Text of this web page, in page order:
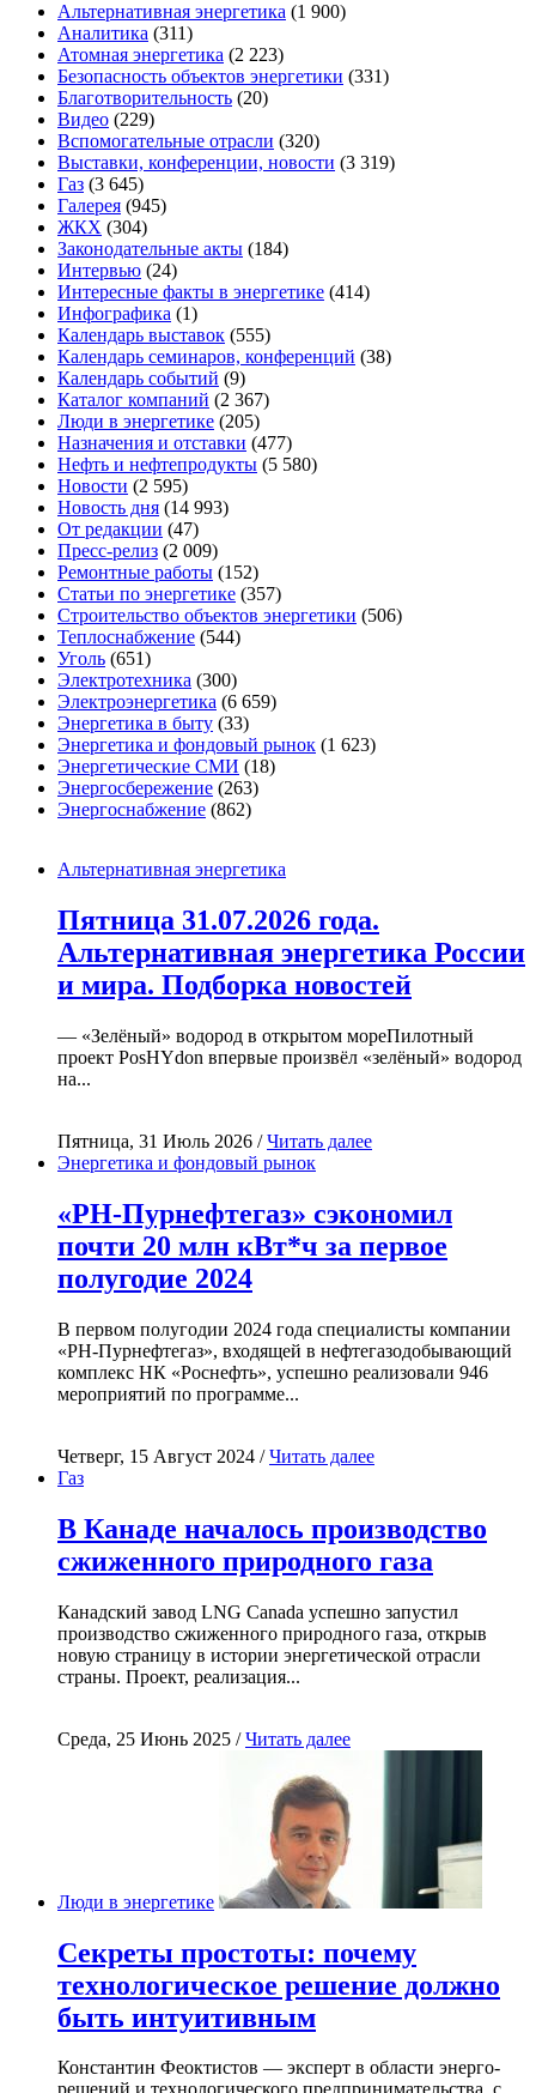
Альтернативная энергетика (1 900)
Аналитика (311)
Атомная энергетика (2 223)
Безопасность объектов энергетики (331)
Благотворительность (20)
Видео (229)
Вспомогательные отрасли (320)
Выставки, конференции, новости (3 319)
Газ (3 645)
Галерея (945)
ЖКХ (304)
Законодательные акты (184)
Интервью (24)
Интересные факты в энергетике (414)
Инфографика (1)
Календарь выставок (555)
Календарь семинаров, конференций (38)
Календарь событий (9)
Каталог компаний (2 367)
Люди в энергетике (205)
Назначения и отставки (477)
Нефть и нефтепродукты (5 580)
Новости (2 595)
Новость дня (14 993)
От редакции (47)
Пресс-релиз (2 009)
Ремонтные работы (152)
Статьи по энергетике (357)
Строительство объектов энергетики (506)
Теплоснабжение (544)
Уголь (651)
Электротехника (300)
Электроэнергетика (6 659)
Энергетика в быту (33)
Энергетика и фондовый рынок (1 623)
Энергетические СМИ (18)
Энергосбережение (263)
Энергоснабжение (862)
Альтернативная энергетика
Пятница 31.07.2026 года.
Альтернативная энергетика России
и мира. Подборка новостей
— «Зелёный» водород в открытом мореПилотный
проект PosHYdon впервые произвёл «зелёный» водород
на...
Пятница, 31 Июль 2026 /Читать далее
Энергетика и фондовый рынок
«РН-Пурнефтегаз» сэкономил
почти 20 млн кВт*ч за первое
полугодие 2024
В первом полугодии 2024 года специалисты компании
«РН-Пурнефтегаз», входящей в нефтегазодобывающий
комплекс НК «Роснефть», успешно реализовали 946
мероприятий по программе...
Четверг, 15 Август 2024 /Читать далее
Газ
В Канаде началось производство
сжиженного природного газа
Канадский завод LNG Canada успешно запустил
производство сжиженного природного газа, открыв
новую страницу в истории энергетической отрасли
страны. Проект, реализация...
Среда, 25 Июнь 2025 /Читать далее
Люди в энергетике
Секреты простоты: почему
технологическое решение должно
быть интуитивным
Константин Феоктистов — эксперт в области энерго-